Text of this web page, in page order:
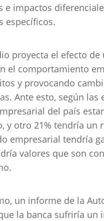
e impactos
específicos.
proyecta el efecto
el comportamiento
y provocando
Ante esto, según
del país
y otro 21% tendría un
empresarial tendría
valores que son
un informe de la
la banca sufriría un